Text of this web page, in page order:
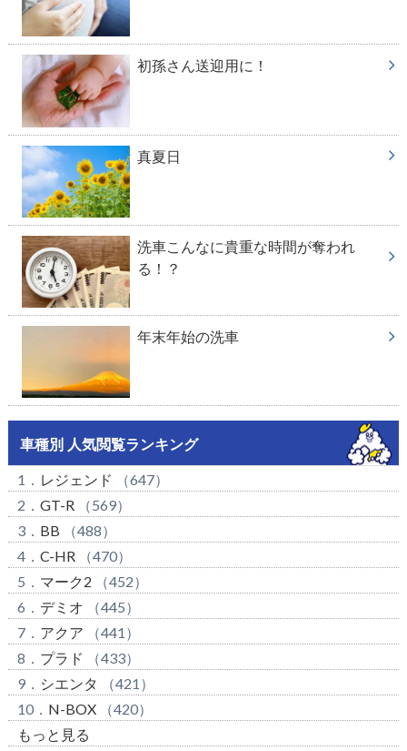
初孫さん送迎用に！
真夏日
洗車こんなに貴重な時間が奪われ
る！？
年末年始の洗車
車種別 人気閲覧ランキング
1． レジェンド
（647）
2． GT-R（569）
3． BB （488）
4． C-HR（470）
5． マーク2 （452）
6． デミオ （445）
7． アクア （441）
8． プラド
（433）
9． シエンタ
（421）
10． N-BOX（420）
もっと見る